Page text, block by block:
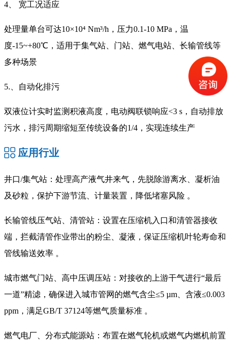
4、 宽工况适应
处理量单台可达10×10⁴ Nm³/h，压力0.1-10 MPa，温
度-15~+80℃，适用于集气站、门站、燃气电站、长输管线等
多种场景
5.、自动化排污
双液位计实时监测积液高度，电动阀联锁响应<3 s，自动排放
污水，排污周期缩短至传统设备的1/4，实现连续生产
应用行业
井口/集气站：处理高产液气井来气，先脱除游离水、凝析油
及砂粒，保护下游节流、计量装置，降低堵塞风险 。
长输管线压气站、清管站：设置在压缩机入口和清管器接收
端，拦截清管作业带出的粉尘、凝液，保证压缩机叶轮寿命和
管线输送效率 。
城市燃气门站、高中压调压站：对接收的上游干气进行“最后
一道”精滤，确保进入城市管网的燃气含尘≤5 µm、含液≤0.003
ppm，满足GB/T 37124等燃气质量标准 。
燃气电厂、分布式能源站：布置在燃气轮机或燃气内燃机前置